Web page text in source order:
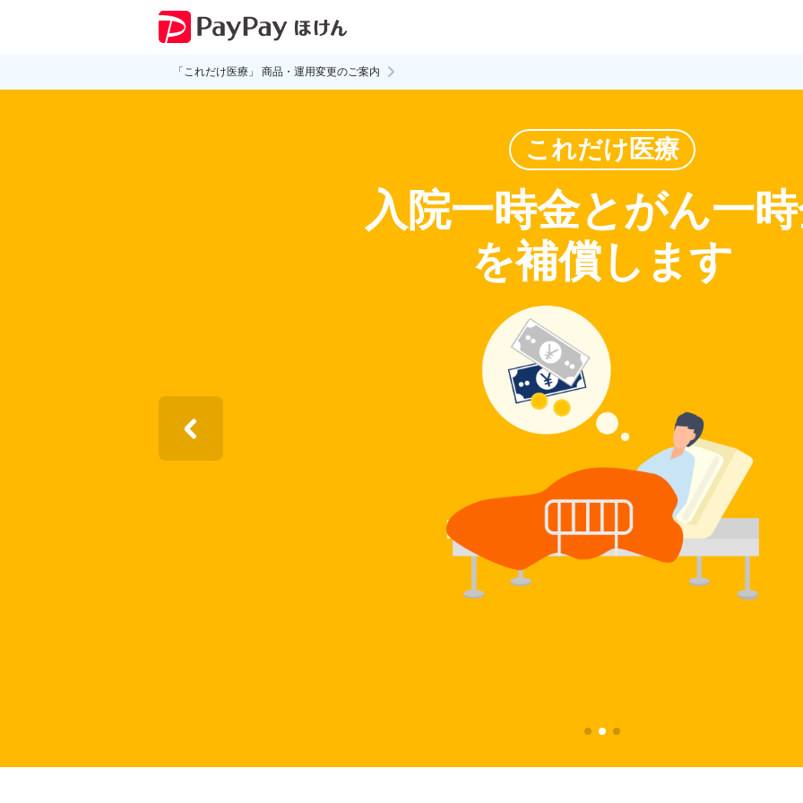
「これだけ医療」 商品・運用変更のご案内
これだけ医療
入院一時金とがん一
を補償します